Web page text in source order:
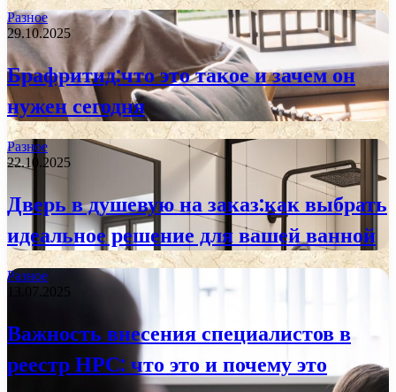
Разное
29.10.2025
Брафритид:что это такое и зачем он
нужен сегодня
Разное
22.10.2025
Дверь в душевую на заказ:как выбрать
идеальное решение для вашей ванной
Разное
13.07.2025
Важность внесения специалистов в
реестр НРС: что это и почему это